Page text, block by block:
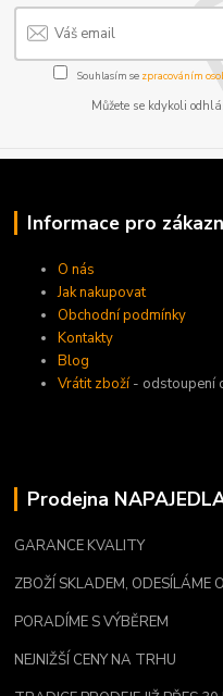
Souhlasím se zpracováním
Můžete se kdykoli
Informace pro
O nás
Jak nakupovat
Obchodní podmínky
Kontakty
Blog
Vrátit zboží- odstoupení
Prodejna
GARANCE KVALITY
ZBOŽÍ SKLADEM, ODESÍLÁME
PORADÍME S VÝBĚREM
NEJNIŽŠÍ CENY NA TRHU